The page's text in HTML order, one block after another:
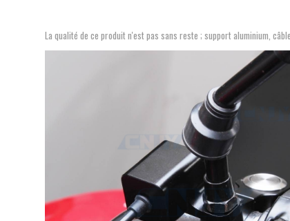
La qualité de ce produit n'est pas sans reste ; support aluminium,